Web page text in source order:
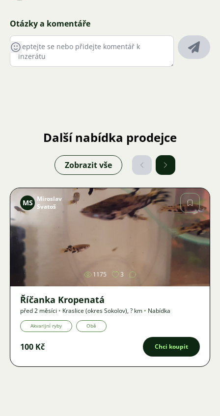
Otázky a komentáře
Další nabídka prodejce
Zobrazit vše
MS Miroslav
Svatoš
1175 3
Říčanka Kropenatá
před 2 měsíci • Kraslice (okres Sokolov),? km • Nabídka
Akvarijní ryby Obě
100 Kč Chci koupit